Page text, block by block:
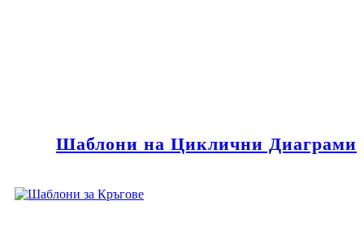
Шаблони на Циклични Диаграми